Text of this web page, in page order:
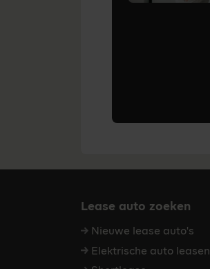
Lease auto zoeken
Nieuwe lease auto's
Elektrische auto leasen